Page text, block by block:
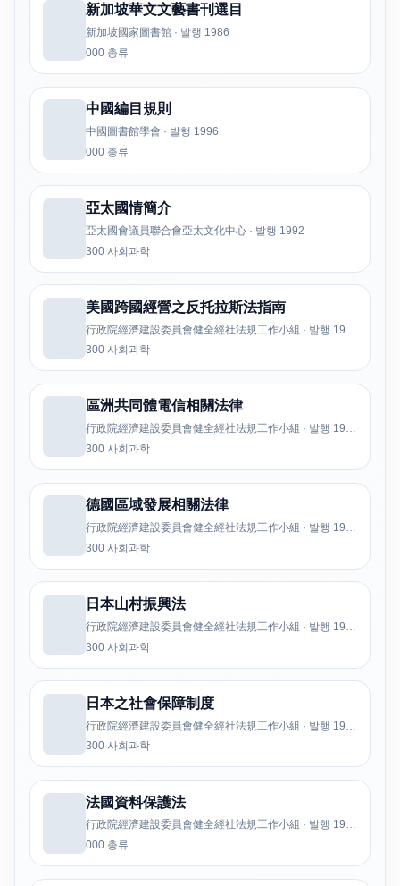
新加坡華文文藝書刊選目
新加坡國家圖書館 · 발행 1986
000 총류
中國編目規則
中國圖書館學會 · 발행 1996
000 총류
亞太國情簡介
亞太國會議員聯合會亞太文化中心 · 발행 1992
300 사회과학
美國跨國經營之反托拉斯法指南
300 사회과학
區洲共同體電信相關法律
行政院經濟建設委員會健全經社法規工作小組 · 발행 1993
300 사회과학
德國區域發展相關法律
行政院經濟建設委員會健全經社法規工作小組 · 발행 1992
300 사회과학
日本山村振興法
行政院經濟建設委員會健全經社法規工作小組 · 발행 1992
300 사회과학
日本之社會保障制度
300 사회과학
法國資料保護法
行政院經濟建設委員會健全經社法規工作小組 · 발행 1992
000 총류